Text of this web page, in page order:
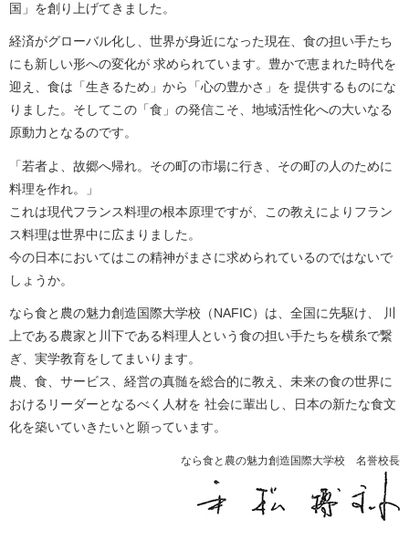
国」を創り上げてきました。
経済がグローバル化し、世界が身近になった現在、食の担い手たち
にも新しい形への変化が 求められています。豊かで恵まれた時代を
迎え、食は「生きるため」から「心の豊かさ」を 提供するものにな
りました。そしてこの「食」の発信こそ、地域活性化への大いなる
原動力となるのです。
「若者よ、故郷へ帰れ。その町の市場に行き、その町の人のために
料理を作れ。」
これは現代フランス料理の根本原理ですが、この教えによりフラン
ス料理は世界中に広まりました。
今の日本においてはこの精神がまさに求められているのではないで
しょうか。
なら食と農の魅力創造国際大学校（NAFIC）は、全国に先駆け、
川
上である農家と川下である料理人という食の担い手たちを横糸で繋
ぎ、実学教育をしてまいります。
農、食、サービス、経営の真髄を総合的に教え、未来の食の世界に
おけるリーダーとなるべく人材を 社会に輩出し、日本の新たな食文
化を築いていきたいと願っています。
なら食と農の魅力創造国際大学校 名誉校長